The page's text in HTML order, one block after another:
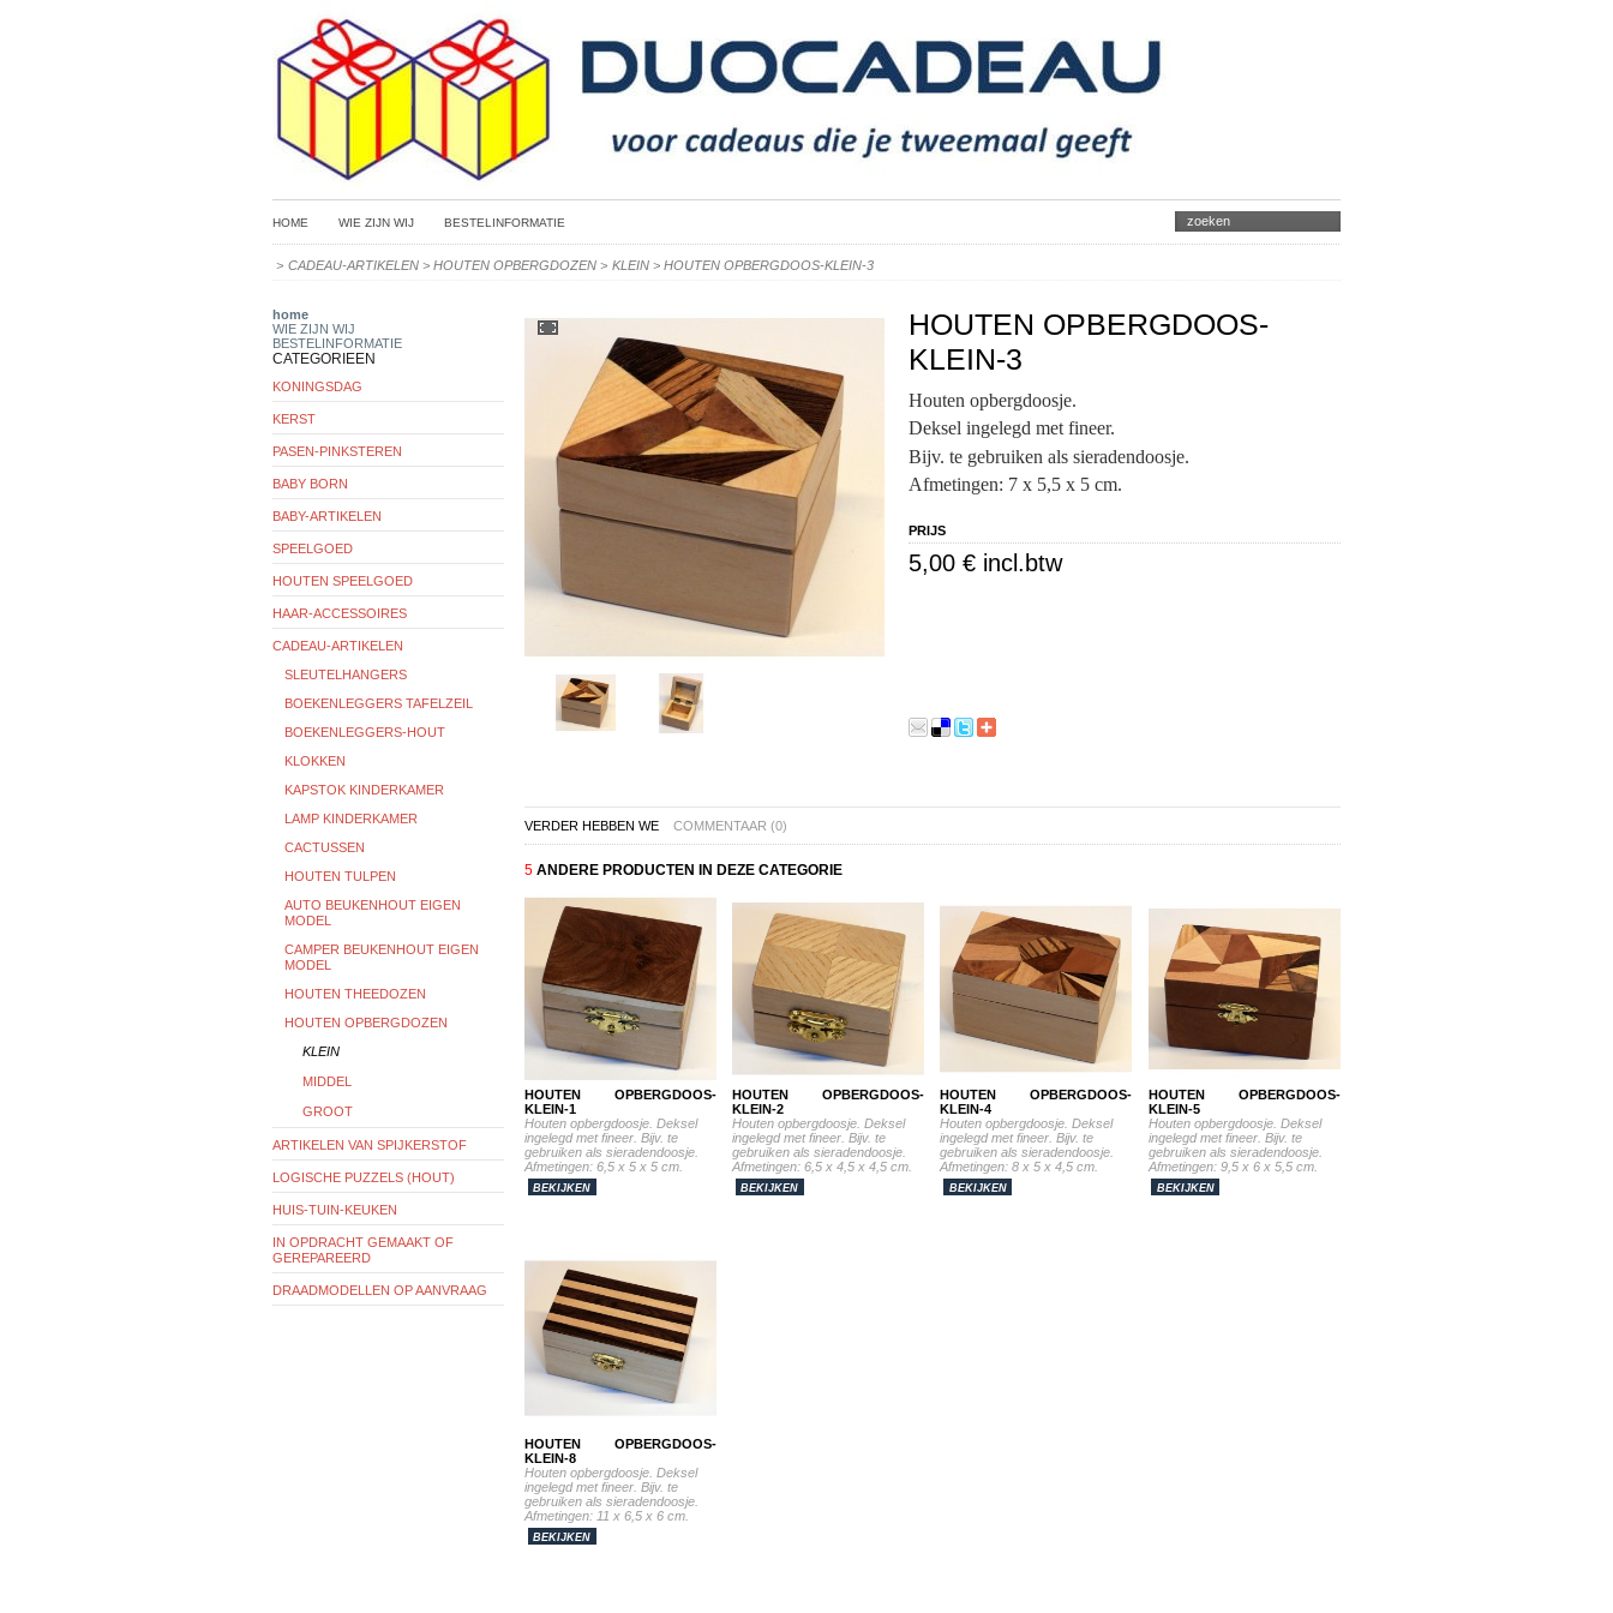
HOME WIE ZIJN WIJ BESTELINFORMATIE
> CADEAU-ARTIKELEN > HOUTEN OPBERGDOZEN > KLEIN > HOUTEN OPBERGDOOS-KLEIN-3
HOUTEN OPBERGDOOS-
KLEIN-3
Houten opbergdoosje.
Deksel ingelegd met fineer.
Bijv. te gebruiken als sieradendoosje.
Afmetingen: 7 x 5,5 x 5 cm.
PRIJS
5,00 € incl.btw
VERDER HEBBEN WE COMMENTAAR (0)
5 ANDERE PRODUCTEN IN DEZE CATEGORIE
HOUTEN OPBERGDOOS-
KLEIN-1
Houten opbergdoosje. Deksel
ingelegd met fineer. Bijv. te
gebruiken als sieradendoosje.
Afmetingen: 6,5 x 5 x 5 cm.
BEKIJKEN
HOUTEN OPBERGDOOS-
KLEIN-2
Houten opbergdoosje. Deksel
ingelegd met fineer. Bijv. te
gebruiken als sieradendoosje.
Afmetingen: 6,5 x 4,5 x 4,5 cm.
BEKIJKEN
HOUTEN OPBERGDOOS-
KLEIN-4
Houten opbergdoosje. Deksel
ingelegd met fineer. Bijv. te
gebruiken als sieradendoosje.
Afmetingen: 8 x 5 x 4,5 cm.
BEKIJKEN
HOUTEN OPBERGDOOS-
KLEIN-5
Houten opbergdoosje. Deksel
ingelegd met fineer. Bijv. te
gebruiken als sieradendoosje.
Afmetingen: 9,5 x 6 x 5,5 cm.
BEKIJKEN
HOUTEN OPBERGDOOS-
KLEIN-8
Houten opbergdoosje. Deksel
ingelegd met fineer. Bijv. te
gebruiken als sieradendoosje.
Afmetingen: 11 x 6,5 x 6 cm.
BEKIJKEN
home
WIE ZIJN WIJ
BESTELINFORMATIE
CATEGORIEEN
KONINGSDAG
KERST
PASEN-PINKSTEREN
BABY BORN
BABY-ARTIKELEN
SPEELGOED
HOUTEN SPEELGOED
HAAR-ACCESSOIRES
CADEAU-ARTIKELEN
SLEUTELHANGERS
BOEKENLEGGERS TAFELZEIL
BOEKENLEGGERS-HOUT
KLOKKEN
KAPSTOK KINDERKAMER
LAMP KINDERKAMER
CACTUSSEN
HOUTEN TULPEN
AUTO BEUKENHOUT EIGEN
MODEL
CAMPER BEUKENHOUT EIGEN
MODEL
HOUTEN THEEDOZEN
HOUTEN OPBERGDOZEN
KLEIN
MIDDEL
GROOT
ARTIKELEN VAN SPIJKERSTOF
LOGISCHE PUZZELS (HOUT)
HUIS-TUIN-KEUKEN
IN OPDRACHT GEMAAKT OF
GEREPAREERD
DRAADMODELLEN OP AANVRAAG